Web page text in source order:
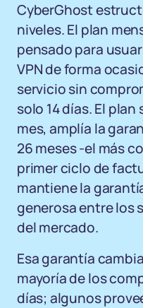
CyberGhost
niveles. El plan
pensado para
VPN de forma
servicio sin
solo 14 días. El plan
mes, amplía la
26 meses -el más
primer ciclo de
mantiene la
generosa entre los
del mercado.
Esa garantía
mayoría de los
días; algunos